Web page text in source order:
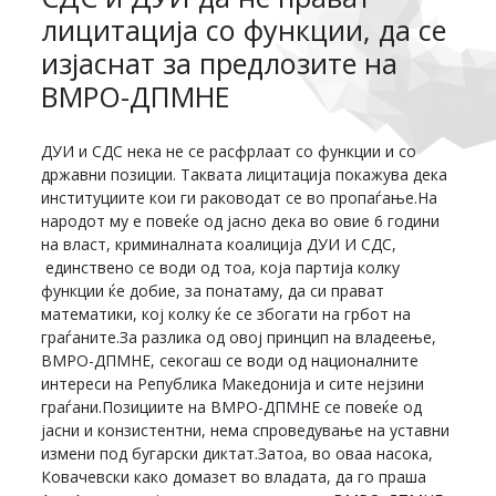
лицитација со функции, да се
изјаснат за предлозите на
ВМРО-ДПМНЕ
ДУИ и СДС нека не се расфрлаат со функции и со
државни позиции. Таквата лицитација покажува дека
институциите кои ги раководат се во пропаѓање.На
народот му е повеќе од јасно дека во овие 6 години
на власт, криминалната коалиција ДУИ И СДС,
единствено се води од тоа, која партија колку
функции ќе добие, за понатаму, да си прават
математики, кој колку ќе се збогати на грбот на
граѓаните.За разлика од овој принцип на владеење,
ВМРО-ДПМНЕ, секогаш се води од националните
интереси на Република Македонија и сите нејзини
граѓани.Позициите на ВМРО-ДПМНЕ се повеќе од
јасни и конзистентни, нема спроведување на уставни
измени под бугарски диктат.Затоа, во оваа насока,
Ковачевски како домазет во владата, да го праша